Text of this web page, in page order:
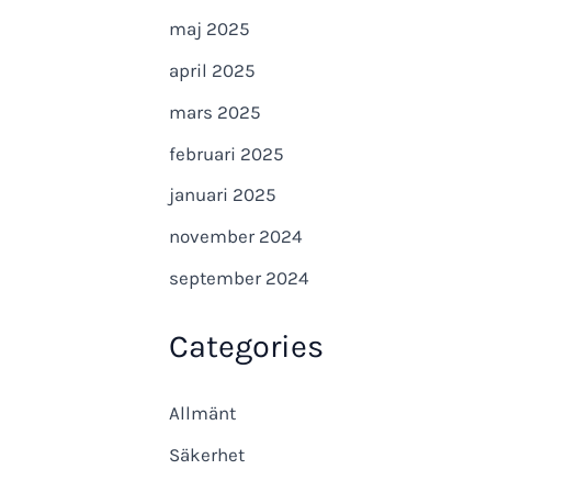
maj 2025
april 2025
mars 2025
februari 2025
januari 2025
november 2024
september 2024
Categories
Allmänt
Säkerhet